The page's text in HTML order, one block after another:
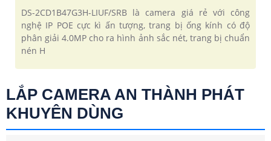
DS-2CD1B47G3H-LIUF/SRB là camera giá rẻ với công
nghệ IP POE cực kì ấn tượng, trang bị ống kính có độ
phân giải 4.0MP cho ra hình ảnh sắc nét, trang bị chuẩn
nén H
LẮP CAMERA AN THÀNH PHÁT
KHUYÊN DÙNG